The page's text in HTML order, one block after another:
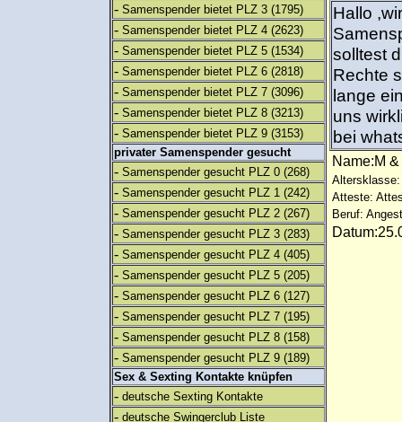
- Samenspender bietet PLZ 3 (1795)
- Samenspender bietet PLZ 4 (2623)
- Samenspender bietet PLZ 5 (1534)
- Samenspender bietet PLZ 6 (2818)
- Samenspender bietet PLZ 7 (3096)
- Samenspender bietet PLZ 8 (3213)
- Samenspender bietet PLZ 9 (3153)
privater Samenspender gesucht
- Samenspender gesucht PLZ 0 (268)
- Samenspender gesucht PLZ 1 (242)
- Samenspender gesucht PLZ 2 (267)
- Samenspender gesucht PLZ 3 (283)
- Samenspender gesucht PLZ 4 (405)
- Samenspender gesucht PLZ 5 (205)
- Samenspender gesucht PLZ 6 (127)
- Samenspender gesucht PLZ 7 (195)
- Samenspender gesucht PLZ 8 (158)
- Samenspender gesucht PLZ 9 (189)
Sex & Sexting Kontakte knüpfen
- deutsche Sexting Kontakte
- deutsche Swingerclub Liste
Hallo
solltest
Rechte
lange
uns
bei
Name:M
Altersklasse:
Atteste:
Beruf: